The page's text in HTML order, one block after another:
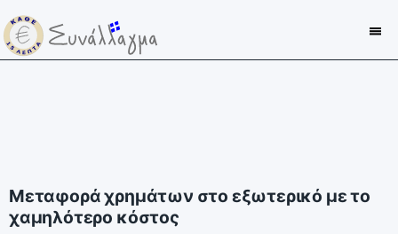
Mεταφορά χρημάτων στο εξωτερικό με το
χαμηλότερο κόστος